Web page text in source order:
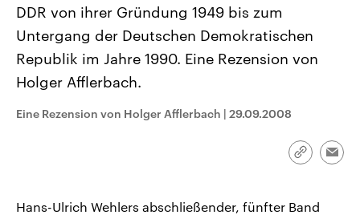
DDR von ihrer Gründung 1949 bis zum
Untergang der Deutschen Demokratischen
Republik im Jahre 1990. Eine Rezension von
Holger Afflerbach.
Eine Rezension von Holger Afflerbach | 29.09.2008
Link
Hans-Ulrich Wehlers abschließender, fünfter Band